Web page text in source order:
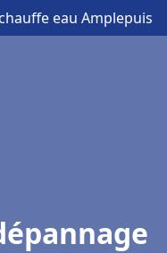
eau Amplepuis